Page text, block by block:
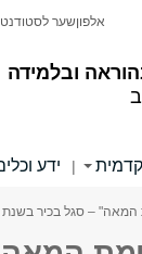
ובלמידה
אלפוןשער
| ידע
המאה" – סגל בכיר